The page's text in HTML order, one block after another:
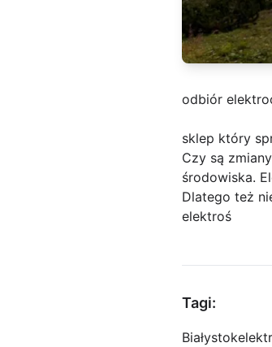
odbiór
sklep który
Czy są
środowiska.
Dlatego też
elektroś
Tagi:
Białystok